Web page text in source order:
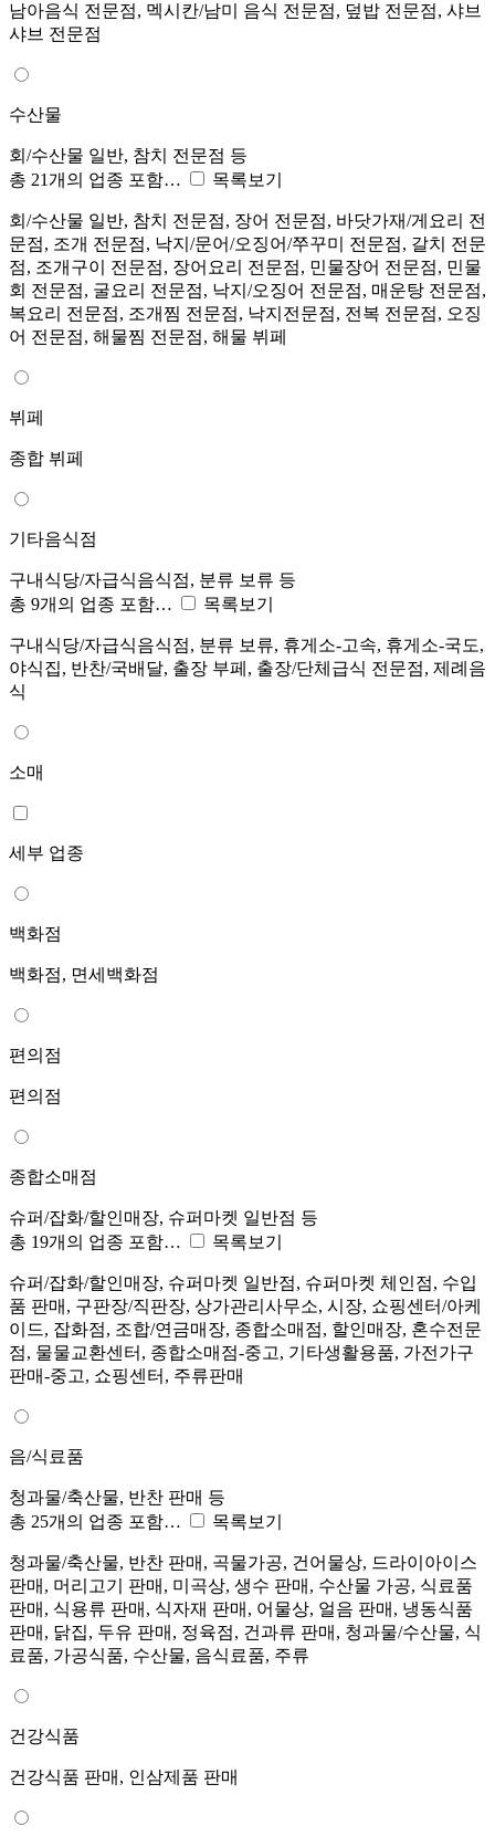
남아음식 전문점, 멕시칸/남미 음식 전문점, 덮밥 전문점, 샤브
샤브 전문점
수산물
회/수산물 일반, 참치 전문점 등
총 21개의 업종 포함…
목록보기
회/수산물 일반, 참치 전문점, 장어 전문점, 바닷가재/게요리 전
문점, 조개 전문점, 낙지/문어/오징어/쭈꾸미 전문점, 갈치 전문
점, 조개구이 전문점, 장어요리 전문점, 민물장어 전문점, 민물
회 전문점, 굴요리 전문점, 낙지/오징어 전문점, 매운탕 전문점,
복요리 전문점, 조개찜 전문점, 낙지전문점, 전복 전문점, 오징
어 전문점, 해물찜 전문점, 해물 뷔페
뷔페
종합 뷔페
기타음식점
구내식당/자급식음식점, 분류 보류 등
총 9개의 업종 포함…
목록보기
구내식당/자급식음식점, 분류 보류, 휴게소-고속, 휴게소-국도,
야식집, 반찬/국배달, 출장 부페, 출장/단체급식 전문점, 제례음
식
소매
세부 업종
백화점
백화점, 면세백화점
편의점
편의점
종합소매점
슈퍼/잡화/할인매장, 슈퍼마켓 일반점 등
총 19개의 업종 포함…
목록보기
슈퍼/잡화/할인매장, 슈퍼마켓 일반점, 슈퍼마켓 체인점, 수입
품 판매, 구판장/직판장, 상가관리사무소, 시장, 쇼핑센터/아케
이드, 잡화점, 조합/연금매장, 종합소매점, 할인매장, 혼수전문
점, 물물교환센터, 종합소매점-중고, 기타생활용품, 가전가구
판매-중고, 쇼핑센터, 주류판매
음/식료품
청과물/축산물, 반찬 판매 등
총 25개의 업종 포함…
목록보기
청과물/축산물, 반찬 판매, 곡물가공, 건어물상, 드라이아이스
판매, 머리고기 판매, 미곡상, 생수 판매, 수산물 가공, 식료품
판매, 식용류 판매, 식자재 판매, 어물상, 얼음 판매, 냉동식품
판매, 닭집, 두유 판매, 정육점, 건과류 판매, 청과물/수산물, 식
료품, 가공식품, 수산물, 음식료품, 주류
건강식품
건강식품 판매, 인삼제품 판매